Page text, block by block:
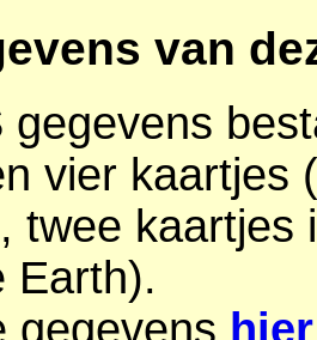
van
gegevens
vier kaartjes
twee
Earth).
gegevens hier